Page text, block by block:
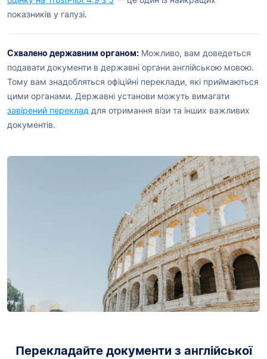
показників у галузі.
Схвалено державним органом: Можливо, вам доведеться
подавати документи в державні органи англійською мовою.
Тому вам знадобляться офіційні переклади, які приймаються
цими органами. Державні установи можуть вимагати
завірений переклад для отримання візи та інших важливих
документів.
Перекладайте документи з англійської